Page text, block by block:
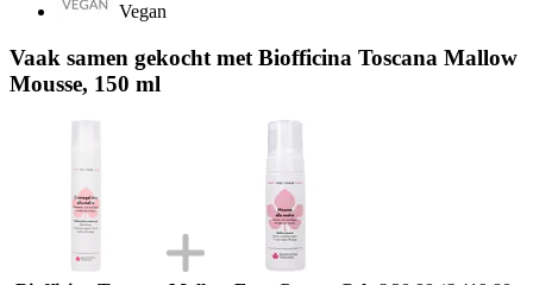
Vegan
Vaak samen gekocht met Biofficina Toscana Mallow
Mousse, 150 ml